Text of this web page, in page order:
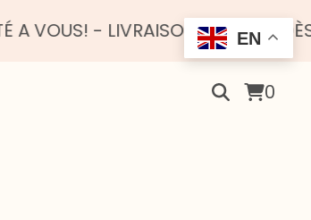
- LIVRAISON OFFERTE DÈS 100
0
EN